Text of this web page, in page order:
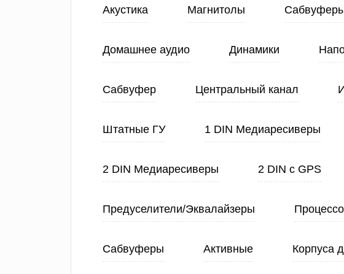
Акустика Магнитолы
Домашнее аудио Динамики
Сабвуфер Центральный канал
Штатные ГУ 1 DIN Медиаресиверы
2 DIN Медиаресиверы 2 DIN с GPS
Предуселители/Эквалайзеры
Сабвуферы Активные Корпуса